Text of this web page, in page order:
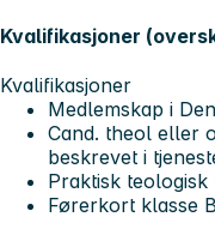
Kvalifikasjoner
Kvalifikasjoner
Medlemskap i
Cand. theol eller
beskrevet i
Praktisk teologisk
Førerkort klasse